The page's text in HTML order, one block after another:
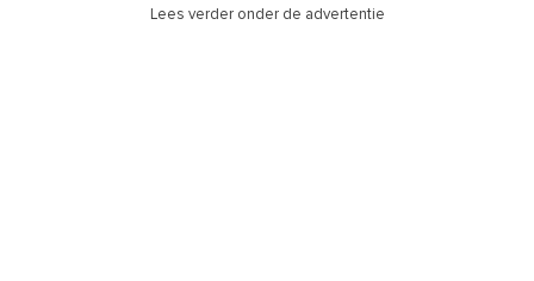
Lees verder onder de advertentie